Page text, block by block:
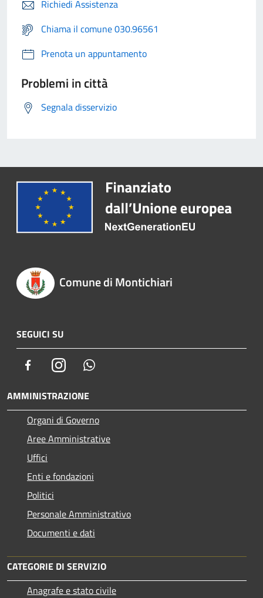
Richiedi Assistenza
Chiama il comune 030.96561
Prenota un appuntamento
Problemi in città
Segnala disservizio
Comune di Montichiari
SEGUICI SU
FacebookInstagram
AMMINISTRAZIONE
Organi di Governo
Aree Amministrative
Uffici
Enti e fondazioni
Politici
Personale Amministrativo
Documenti e dati
CATEGORIE DI SERVIZIO
Anagrafe e stato civile